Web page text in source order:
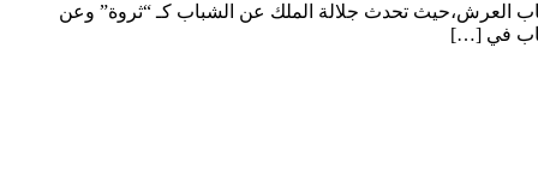
أولاً ؟ في 30 يوليوز وقف المغرب كله للإنصات في خطاب العرش،حيث تحدث جلالة الملك عن الشباب كـ “ثروة” وعن